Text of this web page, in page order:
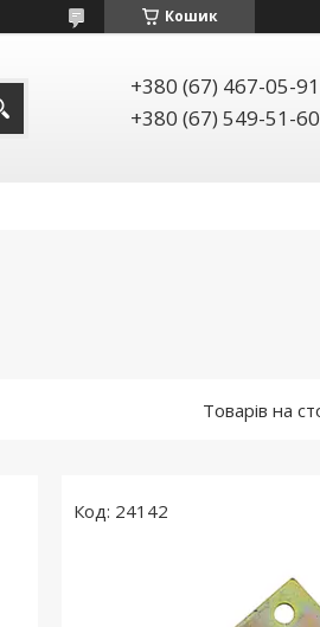
Кошик
+380 (67) 467-05-91
+380 (67) 549-51-60
24142